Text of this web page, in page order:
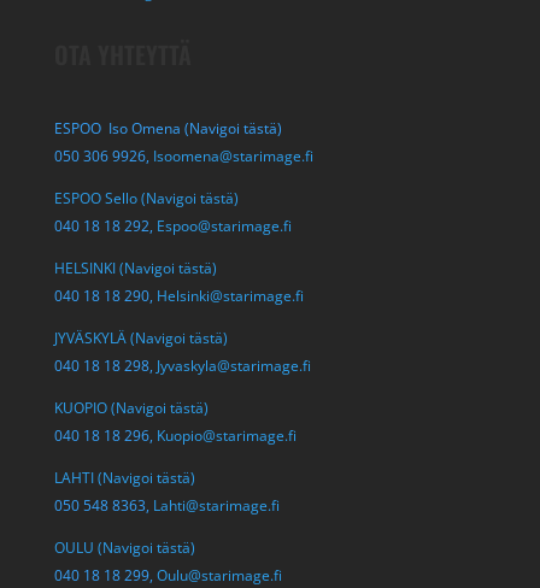
ESPOO Iso Omena (Navigoi tästä)
050 306 9926, Isoomena@starimage.fi
ESPOO Sello (Navigoi tästä)
040 18 18 292, Espoo@starimage.fi
HELSINKI (Navigoi tästä)
040 18 18 290, Helsinki@starimage.fi
JYVÄSKYLÄ (Navigoi tästä)
040 18 18 298, Jyvaskyla@starimage.fi
KUOPIO (Navigoi tästä)
040 18 18 296, Kuopio@starimage.fi
LAHTI (Navigoi tästä)
050 548 8363, Lahti@starimage.fi
OULU (Navigoi tästä)
040 18 18 299, Oulu@starimage.fi